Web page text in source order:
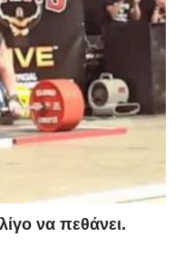
να πεθάνει.